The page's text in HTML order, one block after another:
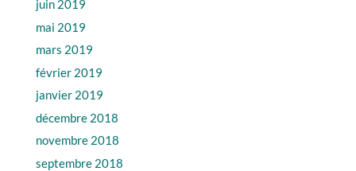
juin 2019
mai 2019
mars 2019
février 2019
janvier 2019
décembre 2018
novembre 2018
septembre 2018